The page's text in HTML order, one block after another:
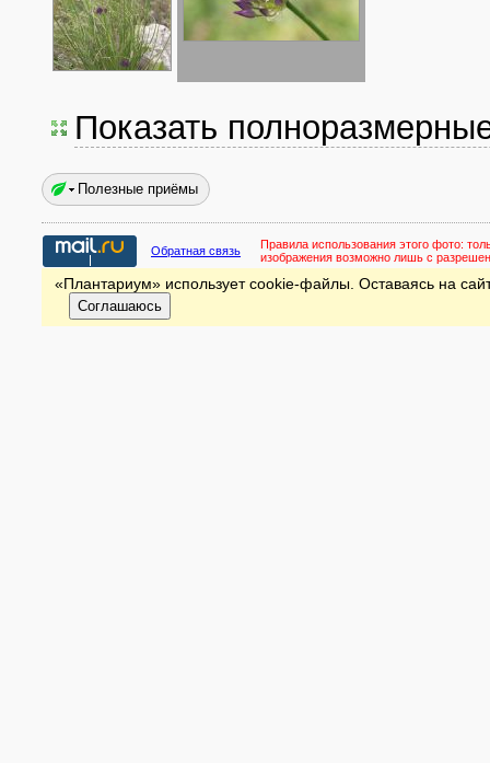
Показать
Полезные приёмы
Обратная связь Правила использования этого фото:
изображения возможно лишь с
«Плантариум» использует cookie-файлы. Оставаясь на
Соглашаюсь